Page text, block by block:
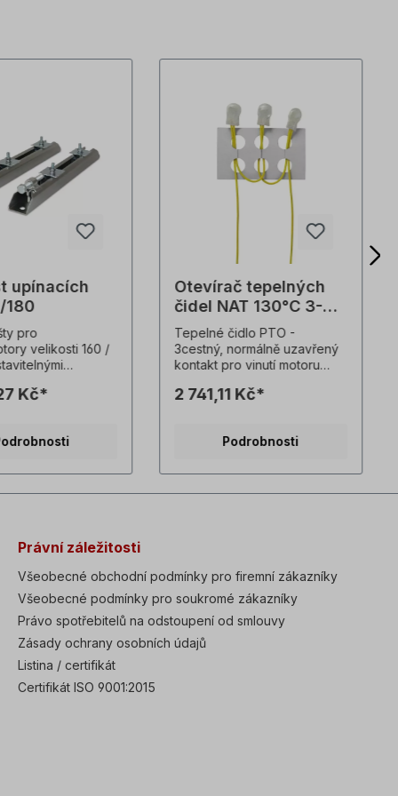
upínacích
180
pro
velikosti 160 /
ocelového
cca 12,8 kg
aplikace s
pohonem.
a jsou
Usnadňují
motoru s řemenicí
vhodné pro téměř
motorů a
se plochým a
provedením.
se v párech.
fotografie výrobků
Kč*
Otevírač tepelných
čidel NAT 130°C 3-
cestný až BG315
Tepelné čidlo PTO -
3cestný, normálně uzavřený
kontakt pro vinutí motoru
s izolační krytkou,
Při dosažení výrobcem
teploty (NST)bimetalový
kotouč náhle přeskočí ze
teploty pod výrobcem
nastavenou teplotu resetu
(RST) spínací mechanismus
přeskočí zpět do stabilní
výchozí polohy na. Pouze
příplatek! Nelze objednat
2 741,11 Kč*
Podrobnosti
Právní záležitosti
Všeobecné obchodní podmínky pro firemní zákazníky
Všeobecné podmínky pro soukromé zákazníky
Právo spotřebitelů na odstoupení od smlouvy
Zásady ochrany osobních údajů
Listina / certifikát
Certifikát ISO 9001:2015